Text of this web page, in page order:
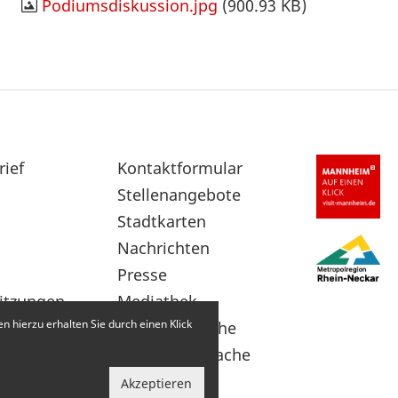
Podiumsdiskussion.jpg (900.93 KB)
Sekundärnavigation
im
Fußbereich
Kontaktformular
Stellenangebote
Stadtkarten
Nachrichten
Presse
Mediathek
Leichte Sprache
Gebärdensprache
hierzu erhalten Sie durch einen Klick
Akzeptieren